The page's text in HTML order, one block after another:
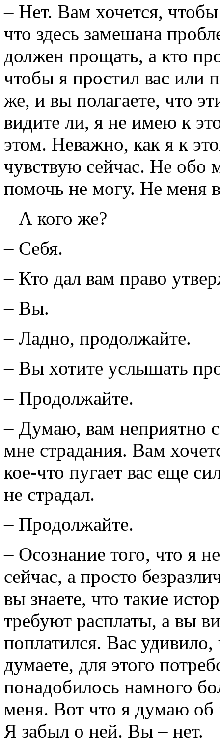
– Нет. Вам хочется,
что здесь замешана
должен прощать, а кто
чтобы я простил вас или
же, и вы полагаете, что
видите ли, я не имею к
этом. Неважно, как я к
чувствую сейчас. Не обо
помочь не могу. Не меня
– А кого же?
– Себя.
– Кто дал вам право
– Вы.
– Ладно, продолжайте.
– Вы хотите услышать
– Продолжайте.
– Думаю, вам неприятно
мне страдания. Вам
кое-что пугает вас еще
не страдал.
– Продолжайте.
– Осознание того, что я
сейчас, а просто
вы знаете, что такие
требуют расплаты, а вы
поплатился. Вас
думаете, для этого
понадобилось намного
меня. Вот что я думаю об
Я забыл о ней. Вы – нет.